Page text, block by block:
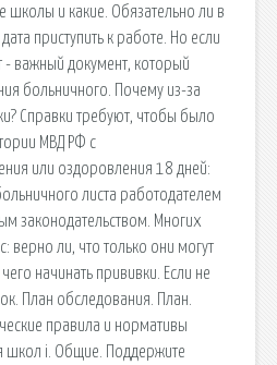
школы и какие. Обязательно ли в
приступить к работе. Но если
- важный документ, который
больничного. Почему из-за
Справки требуют, чтобы было
МВД РФ с
или оздоровления 18 дней:
листа работодателем
законодательством. Многих
верно ли, что только они могут
начинать прививки. Если не
План обследования. План.
правила и нормативы
школ i. Общие. Поддержите